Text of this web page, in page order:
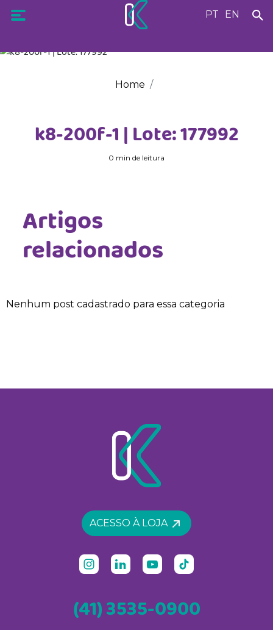
PT EN
Home
k8-200f-1 | Lote: 177992
0 min de leitura
Artigos
relacionados
Nenhum post cadastrado para essa categoria
ACESSO À LOJA
(41) 3535-0900